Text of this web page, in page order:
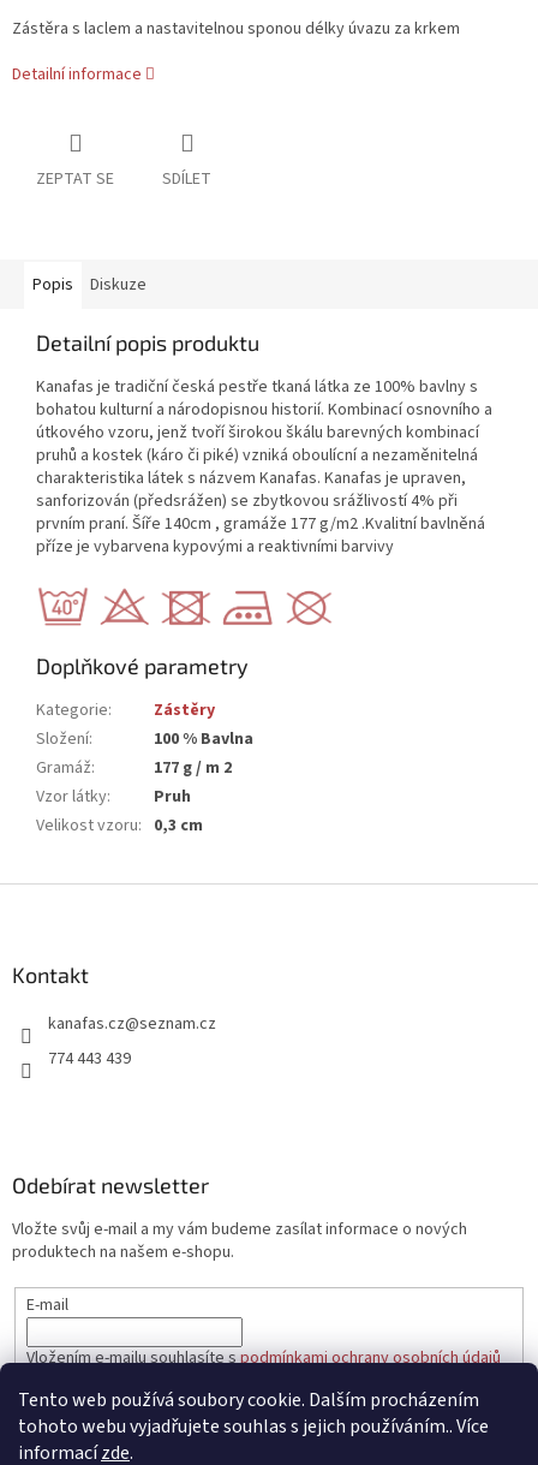
Tento web používá soubory cookie. Dalším procházením
tohoto webu vyjadřujete souhlas s jejich používáním.. Více
informacízde.
Zástěra s laclem a nastavitelnou sponou délky úvazu za krkem
Detailní informace
ZEPTAT SE SDÍLET
Popis Diskuze
Detailní popis produktu
Kanafas je tradiční česká pestře tkaná látka ze 100% bavlny s
bohatou kulturní a národopisnou historií. Kombinací osnovního a
útkového vzoru, jenž tvoří širokou škálu barevných kombinací
pruhů a kostek (káro či piké) vzniká oboulícní a nezaměnitelná
charakteristika látek s názvem Kanafas. Kanafas je upraven,
sanforizován (předsrážen) se zbytkovou srážlivostí 4% při
prvním praní. Šíře 140cm , gramáže 177 g/m2 .Kvalitní bavlněná
příze je vybarvena kypovými a reaktivními barvivy
Doplňkové parametry
Kategorie:
Zástěry
Složení:
100 % Bavlna
Gramáž:
177 g / m 2
Vzor látky:
Pruh
Velikost vzoru: 0,3 cm
Kontakt
kanafas.cz@seznam.cz
774 443 439
Odebírat newsletter
Vložte svůj e-mail a my vám budeme zasílat informace o nových
produktech na našem e-shopu.
E-mail
Vložením e-mailu souhlasíte spodmínkami ochrany osobních údajů
PŘIHLÁSIT SE